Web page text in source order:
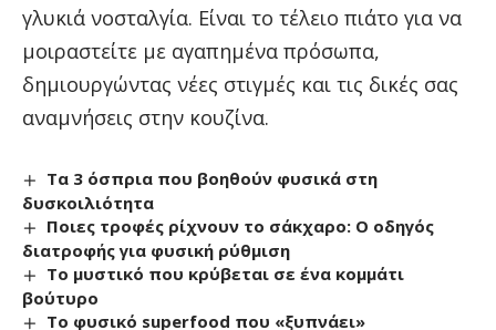
γλυκιά νοσταλγία. Είναι το τέλειο πιάτο για να
μοιραστείτε με αγαπημένα πρόσωπα,
δημιουργώντας νέες στιγμές και τις δικές σας
αναμνήσεις στην κουζίνα.
Τα 3 όσπρια που βοηθούν φυσικά στη
δυσκοιλιότητα
Ποιες τροφές ρίχνουν το σάκχαρο: Ο οδηγός
διατροφής για φυσική ρύθμιση
Το μυστικό που κρύβεται σε ένα κομμάτι
βούτυρο
Το φυσικό superfood που «ξυπνάει»